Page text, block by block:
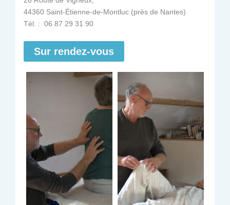
44360 Saint-Étienne-de-Montluc (près de Nantes)
Tél. : 06 87 29 31 90
Sur rendez-vous